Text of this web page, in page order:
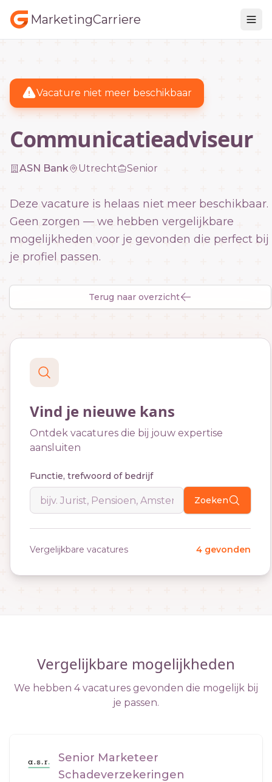
MarketingCarriere
Vacature niet meer beschikbaar
Communicatieadviseur
ASN Bank Utrecht Senior
Deze vacature is helaas niet meer beschikbaar.
Geen zorgen — we hebben vergelijkbare
mogelijkheden voor je gevonden die perfect bij
je profiel passen.
Terug naar overzicht
Vind je nieuwe kans
Ontdek vacatures die bij jouw expertise
aansluiten
Functie, trefwoord of bedrijf
Zoeken
Vergelijkbare vacatures 4 gevonden
Vergelijkbare mogelijkheden
We hebben 4 vacatures gevonden die mogelijk bij
je passen.
Senior Marketeer
Schadeverzekeringen